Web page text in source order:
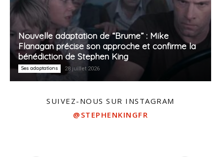
Nouvelle adaptation de “Brume” : Mike
Flanagan précise son approche et confirme la
bénédiction de Stephen King
Ses adaptations 28 juillet 2026
SUIVEZ-NOUS SUR INSTAGRAM
@STEPHENKINGFR